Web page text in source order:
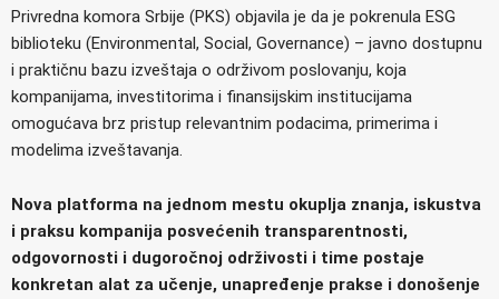
Privredna komora Srbije (PKS) objavila je da je pokrenula ESG
biblioteku (Environmental, Social, Governance) – javno dostupnu
i praktičnu bazu izveštaja o održivom poslovanju, koja
kompanijama, investitorima i finansijskim institucijama
omogućava brz pristup relevantnim podacima, primerima i
modelima izveštavanja.
Nova platforma na jednom mestu okuplja znanja, iskustva
i praksu kompanija posvećenih transparentnosti,
odgovornosti i dugoročnoj održivosti i time postaje
konkretan alat za učenje, unapređenje prakse i donošenje